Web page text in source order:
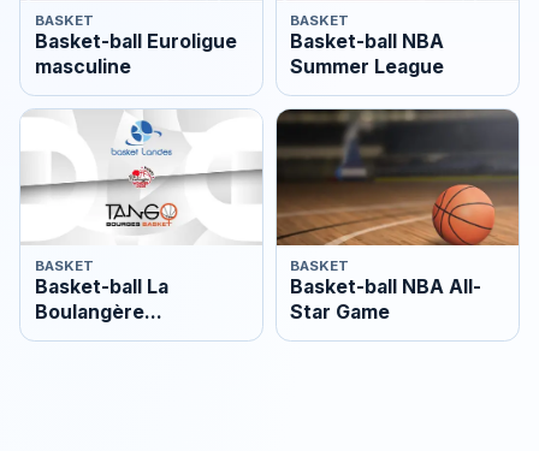
BASKET
Basket-ball Euroligue
masculine
BASKET
Basket-ball NBA
Summer League
BASKET
Basket-ball La
Boulangère
Wonderligue
BASKET
Basket-ball NBA All-
Star Game